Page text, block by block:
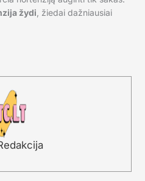
žydi , žiedai dažniausiai